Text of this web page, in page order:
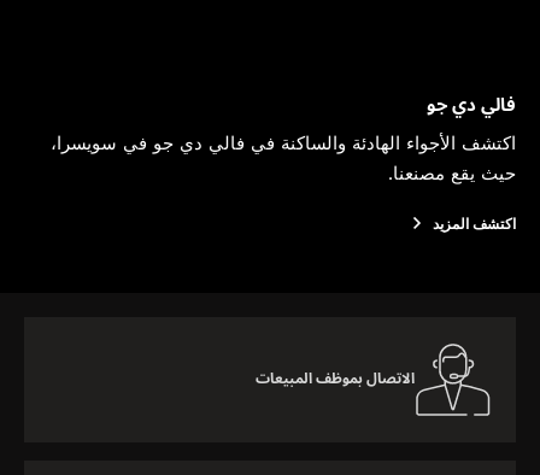
فالي دي جو
اكتشف الأجواء الهادئة والساكنة في فالي دي جو في سويسرا،
حيث يقع مصنعنا.
اكتشف المزيد
الاتصال بموظف المبيعات